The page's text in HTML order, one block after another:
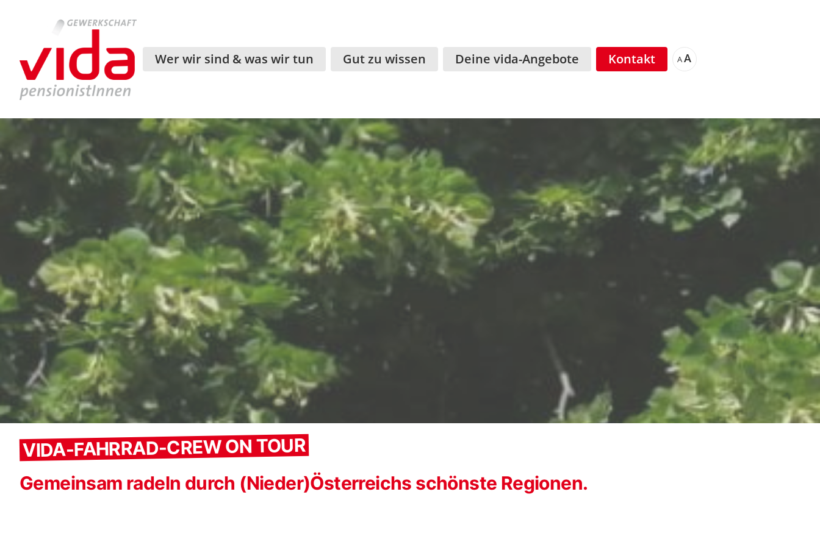
Wer wir sind & was wir tun Gut zu wissen Deine vida-Angebote Kontakt AA
VIDA-FAHRRAD-CREW ON TOUR
Gemeinsam radeln durch (Nieder)Österreichs schönste Regionen.